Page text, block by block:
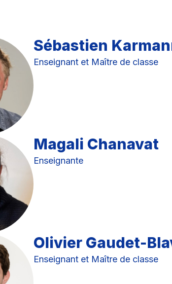
Sébastien
Enseignant et Maître de classe
Magali Chanavat
Enseignante
Olivier Gaudet-
Enseignant et Maître de classe